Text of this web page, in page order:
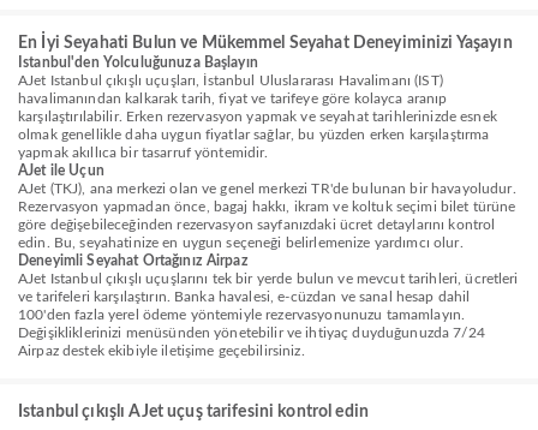
En İyi Seyahati Bulun ve Mükemmel Seyahat Deneyiminizi Yaşayın
Istanbul'den Yolculuğunuza Başlayın
AJet Istanbul çıkışlı uçuşları, İstanbul Uluslararası Havalimanı (IST)
havalimanından kalkarak tarih, fiyat ve tarifeye göre kolayca aranıp
karşılaştırılabilir. Erken rezervasyon yapmak ve seyahat tarihlerinizde esnek
olmak genellikle daha uygun fiyatlar sağlar, bu yüzden erken karşılaştırma
yapmak akıllıca bir tasarruf yöntemidir.
AJet ile Uçun
AJet (TKJ), ana merkezi olan ve genel merkezi TR'de bulunan bir havayoludur.
Rezervasyon yapmadan önce, bagaj hakkı, ikram ve koltuk seçimi bilet türüne
göre değişebileceğinden rezervasyon sayfanızdaki ücret detaylarını kontrol
edin. Bu, seyahatinize en uygun seçeneği belirlemenize yardımcı olur.
Deneyimli Seyahat Ortağınız Airpaz
AJet Istanbul çıkışlı uçuşlarını tek bir yerde bulun ve mevcut tarihleri, ücretleri
ve tarifeleri karşılaştırın. Banka havalesi, e-cüzdan ve sanal hesap dahil
100'den fazla yerel ödeme yöntemiyle rezervasyonunuzu tamamlayın.
Değişikliklerinizi menüsünden yönetebilir ve ihtiyaç duyduğunuzda 7/24
Airpaz destek ekibiyle iletişime geçebilirsiniz.
Istanbul çıkışlı AJet uçuş tarifesini kontrol edin